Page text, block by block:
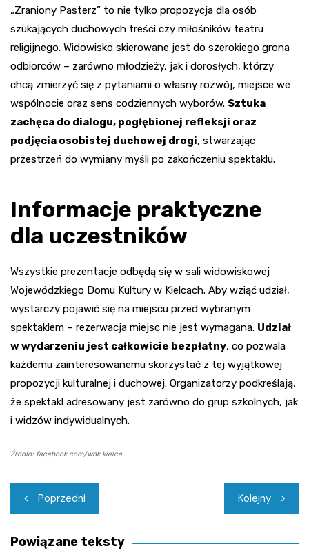
„Zraniony Pasterz” to nie tylko propozycja dla osób
szukających duchowych treści czy miłośników teatru
religijnego. Widowisko skierowane jest do szerokiego grona
odbiorców – zarówno młodzieży, jak i dorosłych, którzy
chcą zmierzyć się z pytaniami o własny rozwój, miejsce we
wspólnocie oraz sens codziennych wyborów. Sztuka
zachęca do dialogu, pogłębionej refleksji oraz
podjęcia osobistej duchowej drogi, stwarzając
przestrzeń do wymiany myśli po zakończeniu spektaklu.
Informacje praktyczne
dla uczestników
Wszystkie prezentacje odbędą się w sali widowiskowej
Wojewódzkiego Domu Kultury w Kielcach. Aby wziąć udział,
wystarczy pojawić się na miejscu przed wybranym
spektaklem – rezerwacja miejsc nie jest wymagana. Udział
w wydarzeniu jest całkowicie bezpłatny, co pozwala
każdemu zainteresowanemu skorzystać z tej wyjątkowej
propozycji kulturalnej i duchowej. Organizatorzy podkreślają,
że spektakl adresowany jest zarówno do grup szkolnych, jak
i widzów indywidualnych.
Źródło: facebook.com/wdk.kielce
Nawigacja
wpisu
Poprzedni Kolejny
Powiązane teksty